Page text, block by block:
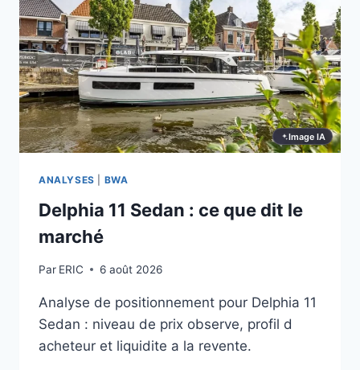
CE
QUE
DIT
LE
MARCHÉ
Image IA
ANALYSES BWA
Delphia 11 Sedan : ce que dit le
marché
Par ERIC 6 août 2026
Analyse de positionnement pour Delphia 11
Sedan : niveau de prix observe, profil d
acheteur et liquidite a la revente.